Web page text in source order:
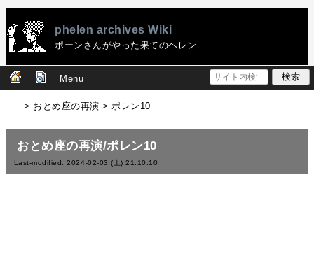
phelen archives Wiki
ポーンさんがやった果てのヘレン
Menu
> おとめ座の再演 > ポレン10
おとめ座の再演/ポレン10
Last-modified: 2024-02-03 (土) 21:10:10